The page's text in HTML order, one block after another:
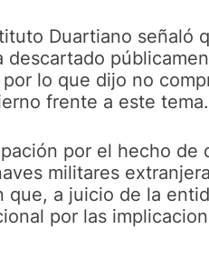
Duartiano señaló
descartado
lo que dijo no
frente a este tema.
por el hecho de
militares
que, a juicio de la
por las